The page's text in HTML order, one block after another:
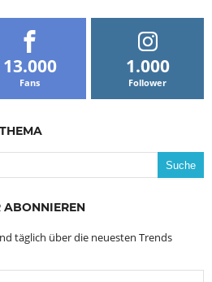
13.000
Fans
1.000
Follower
ABONNIEREN
täglich über die neuesten Trends